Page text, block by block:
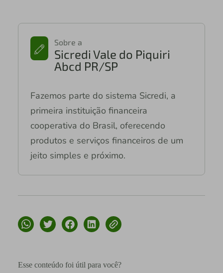
Sobre a
Sicredi Vale do Piquiri
Abcd PR/SP
Fazemos parte do sistema Sicredi, a
primeira instituição financeira
cooperativa do Brasil, oferecendo
produtos e serviços financeiros de um
jeito simples e próximo.
Esse conteúdo foi útil para você?